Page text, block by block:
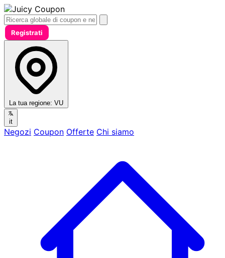
Registrati
La tua regione: VU
it
Negozi Coupon Offerte Chi siamo